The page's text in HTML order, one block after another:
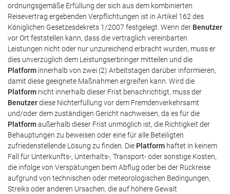
ordnungsgemäße Erfüllung der sich aus dem kombinierten
Reisevertrag ergebenden Verpflichtungen ist in Artikel 162 des
Königlichen Gesetzesdekrets 1/2007 festgelegt. Wenn der Benutzer
vor Ort feststellen kann, dass die vertraglich vereinbarten
Leistungen nicht oder nur unzureichend erbracht wurden, muss er
dies unverzüglich dem Leistungserbringer mitteilen und die
Platform innerhalb von zwei (2) Arbeitstagen darüber informieren,
damit diese geeignete Maßnahmen ergreifen kann. Wird die
Platform nicht innerhalb dieser Frist benachrichtigt, muss der
Benutzerdiese Nichterfüllung vor dem Fremdenverkehrsamt
und/oder dem zuständigen Gericht nachweisen, da es für die
Platformaußerhalb dieser Frist unmöglich ist, die Richtigkeit der
Behauptungen zu beweisen oder eine für alle Beteiligten
zufriedenstellende Lösung zu finden. Die Platform haftet in keinem
Fall für Unterkunfts-, Unterhalts-, Transport- oder sonstige Kosten,
die infolge von Verspätungen beim Abflug oder bei der Rückreise
aufgrund von technischen oder meteorologischen Bedingungen,
Streiks oder anderen Ursachen, die auf höhere Gewalt